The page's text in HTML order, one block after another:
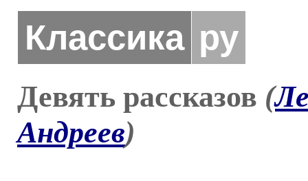
Классика ру
Девять рассказов (
Андреев)